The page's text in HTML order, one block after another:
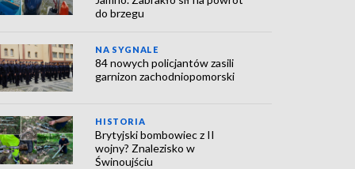
do brzegu
NA SYGNALE
84 nowych policjantów zasili
garnizon zachodniopomorski
HISTORIA
Brytyjski bombowiec z II
wojny? Znalezisko w
Świnoujściu